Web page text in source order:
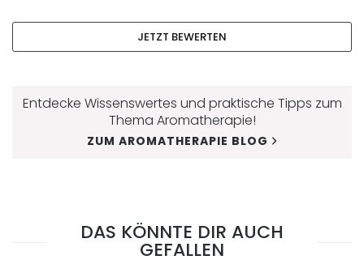
JETZT BEWERTEN
Entdecke Wissenswertes und praktische Tipps zum
Thema Aromatherapie!
ZUM AROMATHERAPIE BLOG
DAS KÖNNTE DIR AUCH
GEFALLEN